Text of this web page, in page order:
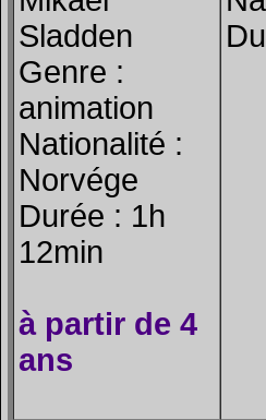
Sladden
Genre :
animation
Nationalité :
Norvége
Durée : 1h
12min
à partir de 4
ans